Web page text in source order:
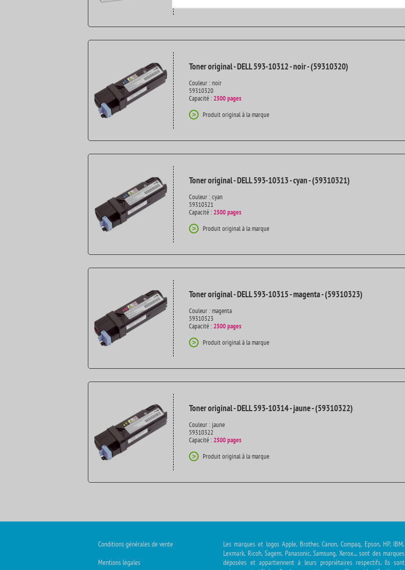
Toner original - DELL 593-10312 - noir - (59310320)
Couleur : noir
59310320
Capacité :2500 pages
> Produit original à la marque
Toner original - DELL 593-10313 - cyan - (59310321)
Couleur : cyan
59310321
Capacité :2500 pages
> Produit original à la marque
Toner original - DELL 593-10315 - magenta - (59310323)
Couleur : magenta
59310323
Capacité :2500 pages
> Produit original à la marque
Toner original - DELL 593-10314 - jaune - (59310322)
Couleur : jaune
59310322
Capacité :2500 pages
> Produit original à la marque
Conditions générales de vente
Mentions légales
Les marques et logos Apple, Brother, Canon, Compaq, Epson, HP, IBM,
Lexmark, Ricoh, Sagem, Panasonic, Samsung, Xerox.... sont des marques
déposées et appartiennent à leurs propriétaires respectifs. Ils sont